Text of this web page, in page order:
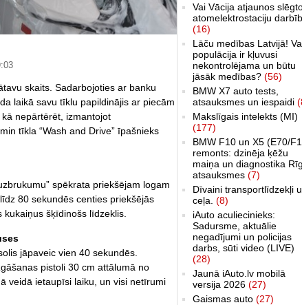
skaits. Sadarbojoties ar banku
laikā savu tīklu papildinājis ar piecām
nepārtērēt, izmantojot
tīkla “Wash and Drive” īpašnieks
spēkrata priekšējam logam
80 sekundēs centies priekšējās
šķīdinošs līdzeklis.
jāpaveic vien 40 sekundēs.
pistoli 30 cm attālumā no
veidā ietaupīsi laiku, un visi netīrumi
Vai Vācija atjaunos
atomelektrostaciju
(16)
Lāču medības Latvijā!
populācija ir kļuvusi
nekontrolējama un būtu
jāsāk medības? (56)
BMW X7 auto tests,
atsauksmes un iespaidi
Makslīgais intelekts (MI)
(177)
BMW F10 un X5 (E70/
remonts: dzinēja ķēžu
maiņa un diagnostika
atsauksmes (7)
Dīvaini transportlīdzekļi
ceļa. (8)
iAuto aculiecinieks:
Sadursme, aktuālie
negadījumi un policijas
darbs, sūti video (LIVE)
(28)
Jaunā iAuto.lv mobilā
versija 2026 (27)
Gaismas auto (27)